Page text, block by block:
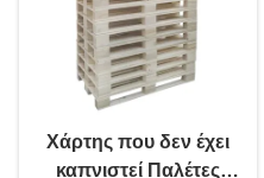
Χάρτης που δεν έχει
καπνιστεί Παλέτες